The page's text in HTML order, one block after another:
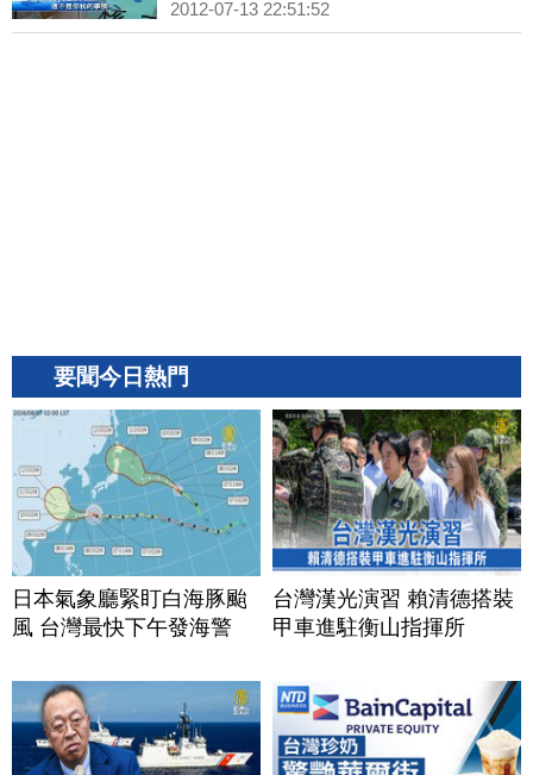
2012-07-13 22:51:52
要聞今日熱門
日本氣象廳緊盯白海豚颱
風 台灣最快下午發海警
台灣漢光演習 賴清德搭裝
甲車進駐衡山指揮所